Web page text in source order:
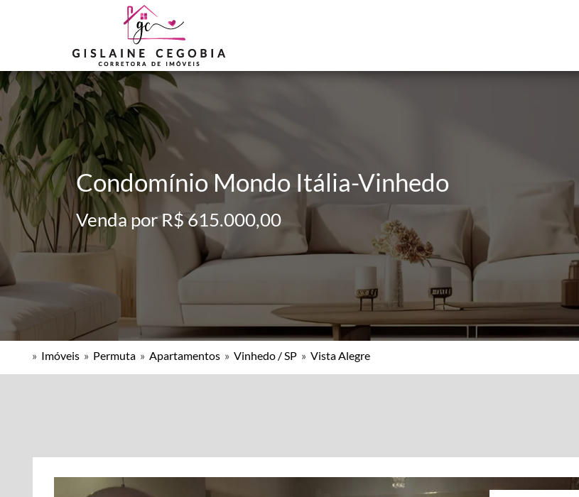
Condomínio Mondo Itália-Vinhedo
Venda por R$ 615.000,00
» Imóveis » Permuta » Apartamentos » Vinhedo / SP » Vista Alegre